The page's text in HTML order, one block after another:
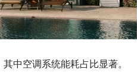
中空调系统能耗占比显著。